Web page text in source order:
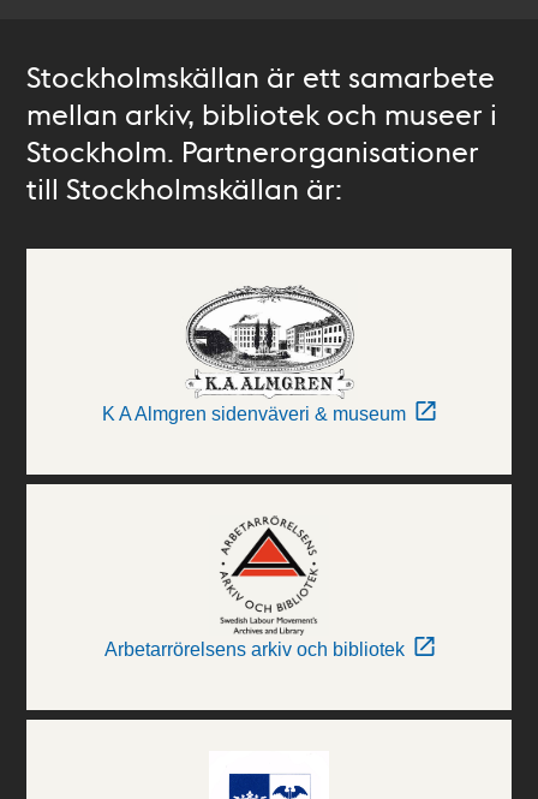
Stockholmskällan är ett samarbete
mellan arkiv, bibliotek och museer i
Stockholm. Partnerorganisationer
till Stockholmskällan är:
K A Almgren sidenväveri & museum
Arbetarrörelsens arkiv och bibliotek